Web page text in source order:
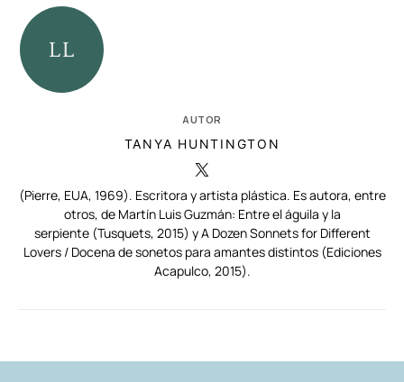
AUTOR
TANYA HUNTINGTON
(Pierre, EUA, 1969). Escritora y artista plástica. Es autora, entre
otros, de Martín Luis Guzmán: Entre el águila y la
serpiente (Tusquets, 2015) y A Dozen Sonnets for Different
Lovers / Docena de sonetos para amantes distintos (Ediciones
Acapulco, 2015).